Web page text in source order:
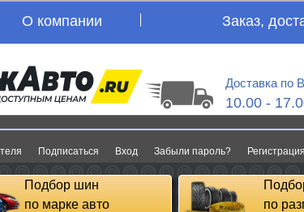
О компании Заказ,
Доставка по
10.00 -
Подписаться Вход Забыли пароль? Регистрация
Подбор шин
по марке авто
по